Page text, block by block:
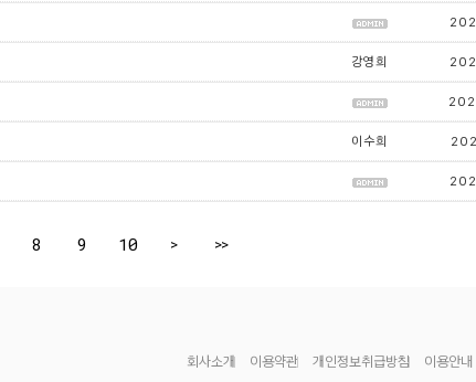
강영희
이수희
8 9 10 > >>
회사소개 이용약관 개인정보취급방침 이용안내